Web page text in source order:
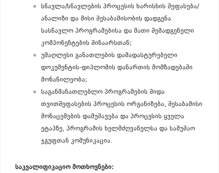
სწავლა/სწავლების პროცესის ხარისხის შეფასება/
ანალიზი და მისი შესაბამისობის დადგენა
სასწავლო პროგრამებისა და მათი შემადგენელი
კომპონენტების შინაარსთან;
უმაღლესი განათლების დამადასტურებელი
დოკუმენტის-დიპლომის დანართის მომზადებაში
მონაწილეობა;
საგანმანათლებლო პროგრამების შიდა
თვითშეფასების პროცესის ორგანიზება, შესაბამისი
მონაცემების დამუშავება და პროცესის ყველა
ეტაპზე, პროგრამის ხელმძღვანელსა და სამუშაო
ჯგუფთან კომუნიკაცია.
საკვალიფიკაციო მოთხოვნები: